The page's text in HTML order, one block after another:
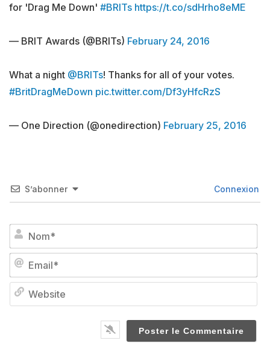
for 'Drag Me Down' #BRITs https://t.co/sdHrho8eME
— BRIT Awards (@BRITs) February 24, 2016
What a night @BRITs! Thanks for all of your votes.
#BritDragMeDown pic.twitter.com/Df3yHfcRzS
— One Direction (@onedirection) February 25, 2016
S’abonner Connexion